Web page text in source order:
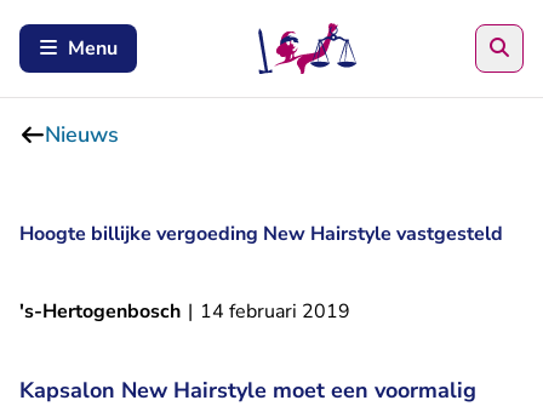
Menu
Nieuws
Hoogte billijke vergoeding New Hairstyle vastgesteld
's-Hertogenbosch | 14 februari 2019
Kapsalon New Hairstyle moet een voormalig